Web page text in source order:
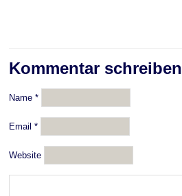
Kommentar schreiben
Name *
Email *
Website